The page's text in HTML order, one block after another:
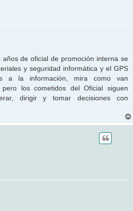
de oficial de promoción interna se
y seguridad informática y el GPS
a la información, mira como van
los cometidos del Oficial siguen
dirigir y tomar decisiones con